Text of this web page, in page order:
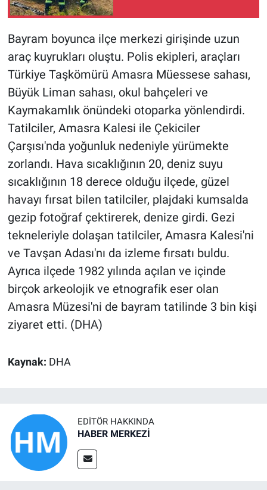
Bayram boyunca ilçe merkezi girişinde uzun
araç kuyrukları oluştu. Polis ekipleri, araçları
Türkiye Taşkömürü Amasra Müessese sahası,
Büyük Liman sahası, okul bahçeleri ve
Kaymakamlık önündeki otoparka yönlendirdi.
Tatilciler, Amasra Kalesi ile Çekiciler
Çarşısı'nda yoğunluk nedeniyle yürümekte
zorlandı. Hava sıcaklığının 20, deniz suyu
sıcaklığının 18 derece olduğu ilçede, güzel
havayı fırsat bilen tatilciler, plajdaki kumsalda
gezip fotoğraf çektirerek, denize girdi. Gezi
tekneleriyle dolaşan tatilciler, Amasra Kalesi'ni
ve Tavşan Adası'nı da izleme fırsatı buldu.
Ayrıca ilçede 1982 yılında açılan ve içinde
birçok arkeolojik ve etnografik eser olan
Amasra Müzesi'ni de bayram tatilinde 3 bin kişi
ziyaret etti. (DHA)
Kaynak: DHA
EDITÖR HAKKINDA
HABER MERKEZİ